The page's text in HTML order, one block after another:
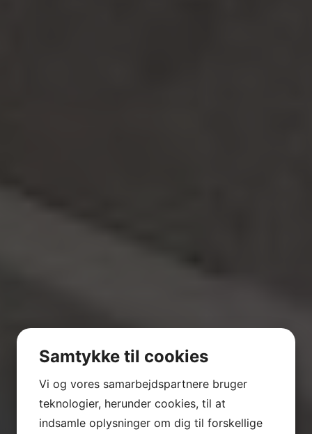
Samtykke til cookies
Vi og vores samarbejdspartnere bruger
teknologier, herunder cookies, til at
indsamle oplysninger om dig til forskellige